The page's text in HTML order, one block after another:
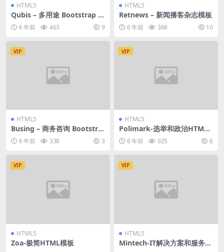
HTML5
Qubis – 多用途 Bootstrap 管
理后台模版
6 年前 463 9
HTML5
Retnews – 新闻播客杂志模板
6 年前 368 10
VIP
HTML5
Busing – 商务咨询 Bootstra
p 5 模板
6 年前 338 3
VIP
HTML5
Polimark-选举和政治HTML
模板6 年前 925 6
VIP
HTML5
Zoa-极简HTML模板
VIP
HTML5
Mintech-IT解决方案和服务H